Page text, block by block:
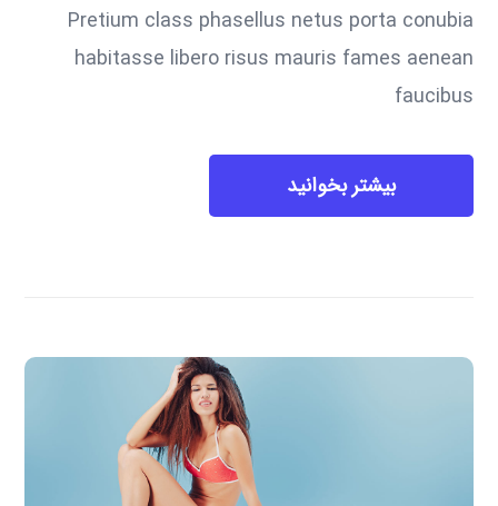
Pretium class phasellus netus porta conubia
habitasse libero risus mauris fames aenean
faucibus
بیشتر بخوانید